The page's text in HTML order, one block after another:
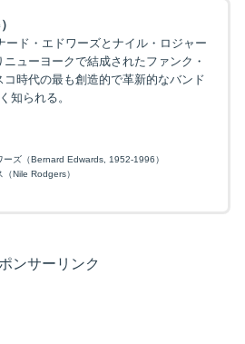
ード・エドワーズとナイル・ロジャー
ニューヨークで結成されたファンク・
コ時代の最も創造的で革新的なバンド
知られる。
ーズ（Bernard Edwards, 1952-1996）
Nile Rodgers）
ンサーリンク